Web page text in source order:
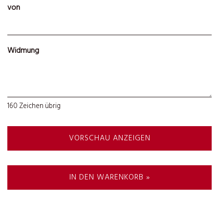
von
Widmung
160 Zeichen übrig
VORSCHAU ANZEIGEN
IN DEN WARENKORB »